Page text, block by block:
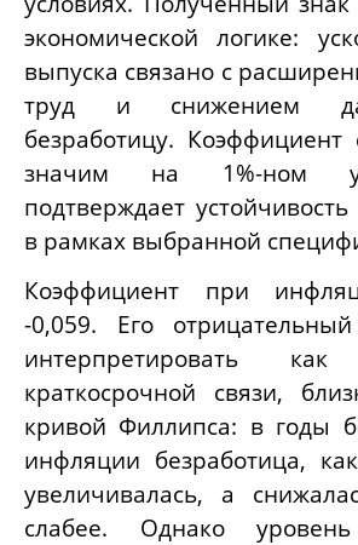
экономической логике:
выпуска связано с
труд и снижением
безработицу. Коэффициент
значим на 1%-ном
подтверждает
в рамках выбранной
Коэффициент при
-0,059. Его
интерпретировать как
краткосрочной связи,
кривой Филлипса: в годы
инфляции безработица,
увеличивалась, а
слабее. Однако